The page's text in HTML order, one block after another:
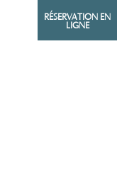
RÉSERVATION EN
LIGNE